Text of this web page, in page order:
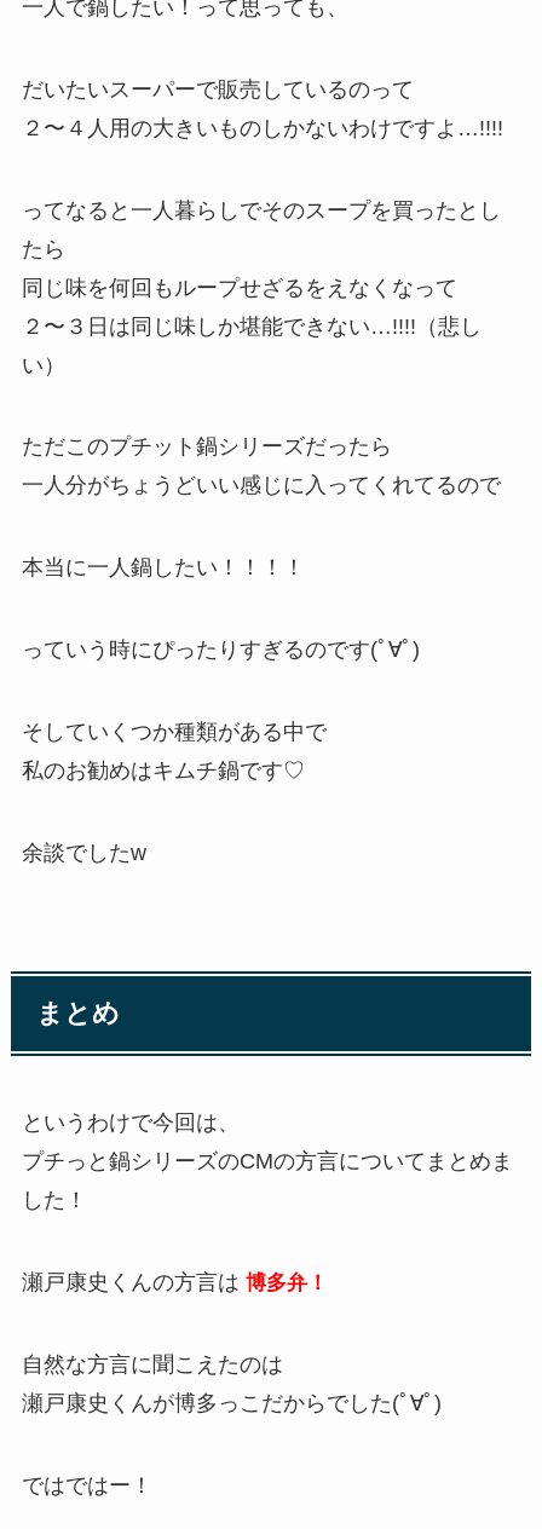
一人で鍋したい！って思っても、
だいたいスーパーで販売しているのって
２〜４人用の大きいものしかないわけですよ…!!!!
ってなると一人暮らしでそのスープを買ったとし
たら
同じ味を何回もループせざるをえなくなって
２〜３日は同じ味しか堪能できない…!!!!（悲し
い）
ただこのプチット鍋シリーズだったら
一人分がちょうどいい感じに入ってくれてるので
本当に一人鍋したい！！！！
っていう時にぴったりすぎるのです(ﾟ∀ﾟ)
そしていくつか種類がある中で
私のお勧めはキムチ鍋です♡
余談でしたw
まとめ
というわけで今回は、
プチっと鍋シリーズのCMの方言についてまとめま
した！
瀬戸康史くんの方言は 博多弁！
自然な方言に聞こえたのは
瀬戸康史くんが博多っこだからでした(ﾟ∀ﾟ)
ではではー！